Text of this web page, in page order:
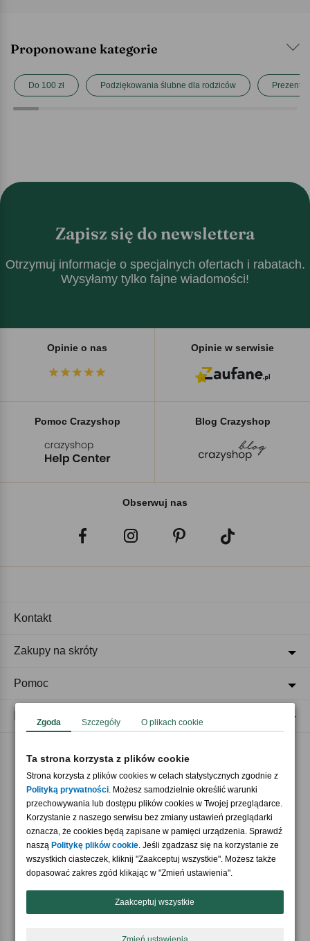
Proponowane kategorie
Do 100 zł Podziękowania ślubne dla rodziców Prezent
Zapisz się do newslettera
Otrzymuj informacje o specjalnych ofertach i rabatach.
Wysyłamy tylko fajne wiadomości!
Opinie o nas Opinie w serwisie
Pomoc Crazyshop Blog Crazyshop
Obserwuj nas
Akceptujemy płatności
Nasi partnerzy
Kontakt
Zakupy na skróty
Pomoc
Zgoda Szczegóły O plikach cookie
Ta strona korzysta z plików cookie
Strona korzysta z plików cookies w celach statystycznych zgodnie z
Polityką prywatności. Możesz samodzielnie określić warunki
przechowywania lub dostępu plików cookies w Twojej przeglądarce.
Korzystanie z naszego serwisu bez zmiany ustawień przeglądarki
oznacza, że cookies będą zapisane w pamięci urządzenia. Sprawdź
naszą Politykę plików cookie. Jeśli zgadzasz się na korzystanie ze
wszystkich ciasteczek, kliknij "Zaakceptuj wszystkie". Możesz także
dopasować zakres zgód klikając w "Zmień ustawienia".
Zaakceptuj wszystkie